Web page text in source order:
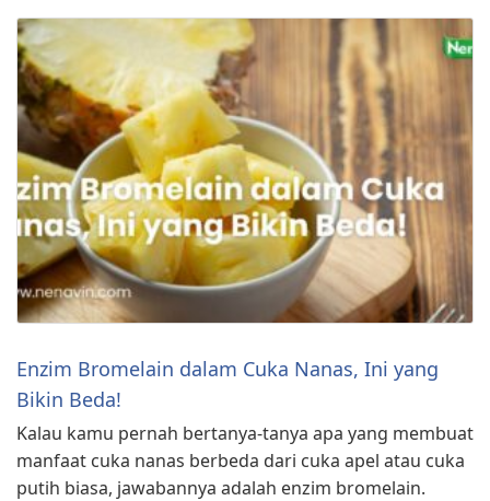
Enzim Bromelain dalam Cuka Nanas, Ini yang
Bikin Beda!
Kalau kamu pernah bertanya-tanya apa yang membuat
manfaat cuka nanas berbeda dari cuka apel atau cuka
putih biasa, jawabannya adalah enzim bromelain.